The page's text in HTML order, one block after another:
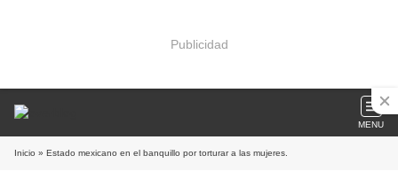
Publicidad
MENU
Inicio » Estado mexicano en el banquillo por torturar a las mujeres.